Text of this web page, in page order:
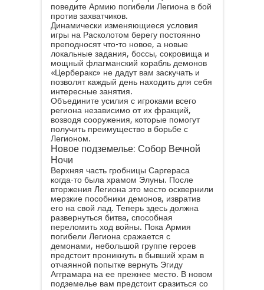
поведите Армию погибели Легиона в бой
против захватчиков.
Динамически изменяющиеся условия
игры на Расколотом берегу постоянно
преподносят что-то новое, а новые
локальные задания, боссы, сокровища и
мощный флагманский корабль демонов
«Церберакс» не дадут вам заскучать и
позволят каждый день находить для себя
интересные занятия.
Объедините усилия с игроками всего
региона независимо от их фракций,
возводя сооружения, которые помогут
получить преимущество в борьбе с
Легионом.
Новое подземелье: Собор Вечной
Ночи
Верхняя часть гробницы Саргераса
когда-то была храмом Элуны. После
вторжения Легиона это место осквернили
мерзкие пособники демонов, извратив
его на свой лад. Теперь здесь должна
развернуться битва, способная
переломить ход войны. Пока Армия
погибели Легиона сражается с
демонами, небольшой группе героев
предстоит проникнуть в бывший храм в
отчаянной попытке вернуть Эгиду
Агграмара на ее прежнее место. В новом
подземелье вам предстоит сразиться со